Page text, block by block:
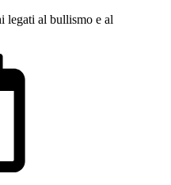
legati al bullismo e al